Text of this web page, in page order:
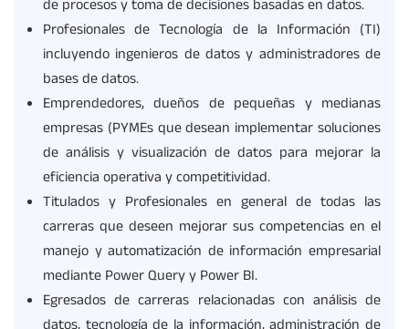
de procesos y toma de decisiones basadas en datos.
Profesionales de Tecnología de la Información (TI)
incluyendo ingenieros de datos y administradores de
bases de datos.
Emprendedores, dueños de pequeñas y medianas
empresas (PYMEs que desean implementar soluciones
de análisis y visualización de datos para mejorar la
eficiencia operativa y competitividad.
Titulados y Profesionales en general de todas las
carreras que deseen mejorar sus competencias en el
manejo y automatización de información empresarial
mediante Power Query y Power BI.
Egresados de carreras relacionadas con análisis de